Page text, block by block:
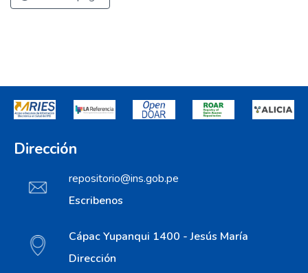
Dirección
repositorio@ins.gob.pe
Escribenos
Cápac Yupanqui 1400 - Jesús María
Dirección